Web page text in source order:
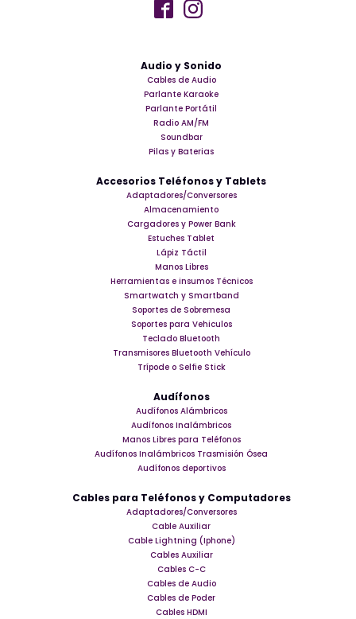
Audio y Sonido
Cables de Audio
Parlante Karaoke
Parlante Portátil
Radio AM/FM
Soundbar
Pilas y Baterias
Accesorios Teléfonos y Tablets
Adaptadores/Conversores
Almacenamiento
Cargadores y Power Bank
Estuches Tablet
Lápiz Táctil
Manos Libres
Herramientas e insumos Técnicos
Smartwatch y Smartband
Soportes de Sobremesa
Soportes para Vehiculos
Teclado Bluetooth
Transmisores Bluetooth Vehículo
Trípode o Selfie Stick
Audífonos
Audífonos Alámbricos
Audífonos Inalámbricos
Manos Libres para Teléfonos
Audífonos Inalámbricos Trasmisión Ósea
Audífonos deportivos
Cables para Teléfonos y Computadores
Adaptadores/Conversores
Cable Auxiliar
Cable Lightning (Iphone)
Cables Auxiliar
Cables C-C
Cables de Audio
Cables de Poder
Cables HDMI